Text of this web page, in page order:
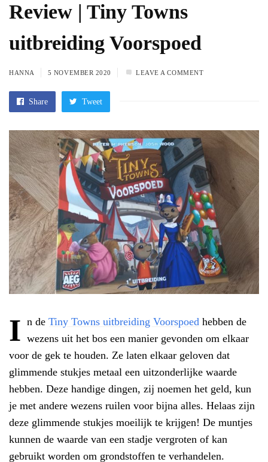
Review | Tiny Towns
uitbreiding Voorspoed
HANNA 5 NOVEMBER 2020 LEAVE A COMMENT
Share Tweet
I n deTiny Towns uitbreiding Voorspoed hebben de
wezens uit het bos een manier gevonden om elkaar
voor de gek te houden. Ze laten elkaar geloven dat
glimmende stukjes metaal een uitzonderlijke waarde
hebben. Deze handige dingen, zij noemen het geld, kun
je met andere wezens ruilen voor bijna alles. Helaas zijn
deze glimmende stukjes moeilijk te krijgen! De muntjes
kunnen de waarde van een stadje vergroten of kan
gebruikt worden om grondstoffen te verhandelen.